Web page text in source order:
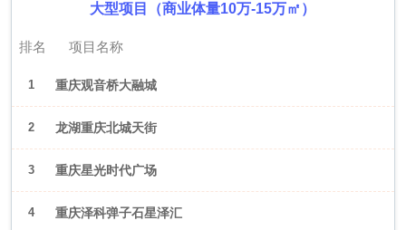
大型项目（商业体量10万-15万㎡）
排名 项目名称
1 重庆观音桥大融城
2 龙湖重庆北城天街
3 重庆星光时代广场
4 重庆泽科弹子石星泽汇